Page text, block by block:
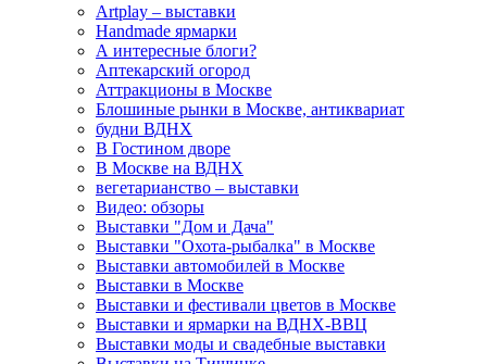
Artplay – выставки
Handmade ярмарки
А интересные блоги?
Аптекарский огород
Аттракционы в Москве
Блошиные рынки в Москве, антиквариат
будни ВДНХ
В Гостином дворе
В Москве на ВДНХ
вегетарианство – выставки
Видео: обзоры
Выставки "Дом и Дача"
Выставки "Охота-рыбалка" в Москве
Выставки автомобилей в Москве
Выставки в Москве
Выставки и фестивали цветов в Москве
Выставки и ярмарки на ВДНХ-ВВЦ
Выставки моды и свадебные выставки